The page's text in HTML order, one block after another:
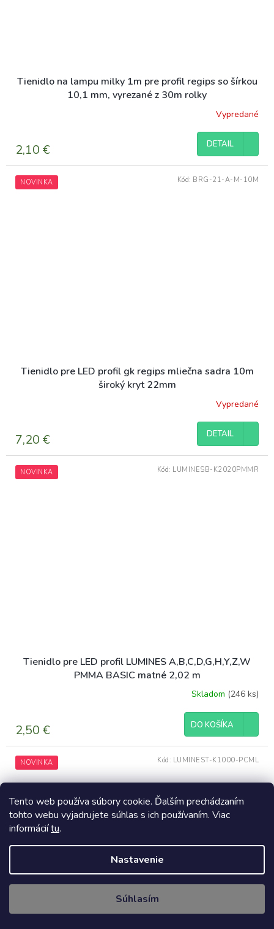
Tento web používa súbory cookie. Ďalším prechádzaním
tohto webu vyjadrujete súhlas s ich používaním. Viac
informáciítu.
Nastavenie
Súhlasím
Tienidlo na lampu milky 1m pre profil regips so šírkou
10,1 mm, vyrezané z 30m rolky
Vypredané
2,10 € DETAIL
NOVINKA
Tienidlo pre LED profil gk regips mliečna sadra 10m
široký kryt 22mm
Vypredané
7,20 € DETAIL
Kód: BRG-21-A-M-10M
NOVINKA
Tienidlo pre LED profil LUMINES A,B,C,D,G,H,Y,Z,W
PMMA BASIC matné 2,02 m
Skladom (246 ks)
2,50 € DO KOŠÍKA
Kód: LUMINESB-K2020PMMR
NOVINKA Kód: LUMINEST-K1000-PCML